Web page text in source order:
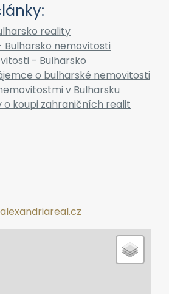
reality
nemovitosti
- Bulharsko
o bulharské nemovitosti
v Bulharsku
o koupi zahraničních realit